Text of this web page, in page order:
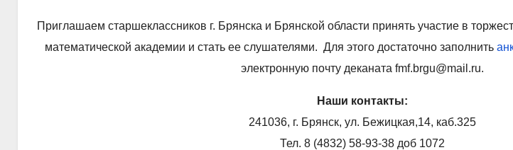
Приглашаем старшеклассников г. Брянска и Брянской области принять участие в
математической академии и стать ее слушателями. Для этого достаточно заполнить
электронную почту деканата fmf.brgu@mail.ru.
Наши контакты:
241036, г. Брянск, ул. Бежицкая,14, каб.325
Тел. 8 (4832)58-93-38 доб 1072